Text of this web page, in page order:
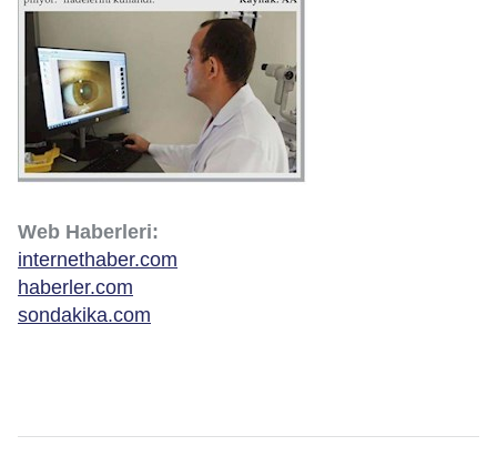
Web Haberleri:
internethaber.com
haberler.com
sondakika.com